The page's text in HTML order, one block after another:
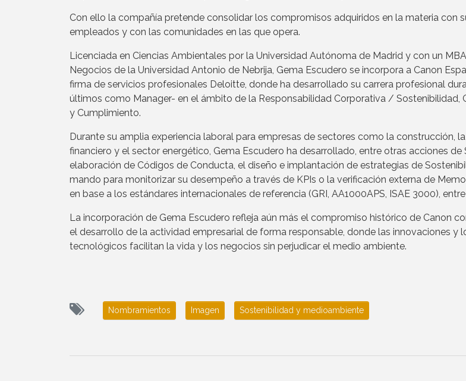
Con ello la compañía pretende consolidar los compromisos adquiridos en la materia con
empleados y con las comunidades en las que opera.
Licenciada en Ciencias Ambientales por la Universidad Autónoma de Madrid y con un
Negocios de la Universidad Antonio de Nebrija, Gema Escudero se incorpora a Canon
firma de servicios profesionales Deloitte, donde ha desarrollado su carrera profesional
últimos como Manager- en el ámbito de la Responsabilidad Corporativa / Sostenibilidad,
y Cumplimiento.
Durante su amplia experiencia laboral para empresas de sectores como la construcción,
financiero y el sector energético, Gema Escudero ha desarrollado, entre otras acciones de
elaboración de Códigos de Conducta, el diseño e implantación de estrategias de
mando para monitorizar su desempeño a través de KPIs o la verificación externa de
en base a los estándares internacionales de referencia (GRI, AA1000APS, ISAE 3000),
La incorporación de Gema Escudero refleja aún más el compromiso histórico de Canon
el desarrollo de la actividad empresarial de forma responsable, donde las innovaciones y
tecnológicos facilitan la vida y los negocios sin perjudicar el medio ambiente.
Nombramientos Imagen Sostenibilidad y medioambiente